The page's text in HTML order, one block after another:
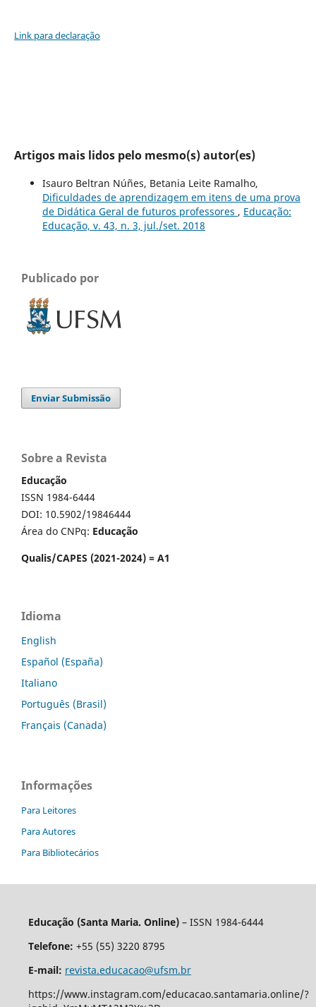
Link para declaração
Artigos mais lidos pelo mesmo(s) autor(es)
Isauro Beltran Núñes, Betania Leite Ramalho,
Dificuldades de aprendizagem em itens de uma prova
de Didática Geral de futuros professores , Educação:
Educação, v. 43, n. 3, jul./set. 2018
Publicado por
Enviar Submissão
Sobre a Revista
Educação
ISSN 1984-6444
DOI: 10.5902/19846444
Área do CNPq: Educação
Qualis/CAPES (2021-2024) = A1
Idioma
English
Español (España)
Italiano
Português (Brasil)
Français (Canada)
Informações
Para Leitores
Para Autores
Para Bibliotecários
Educação (Santa Maria. Online) – ISSN 1984-6444
Telefone: +55 (55) 3220 8795
E-mail: revista.educacao@ufsm.br
https://www.instagram.com/educacao.santamaria.online/?